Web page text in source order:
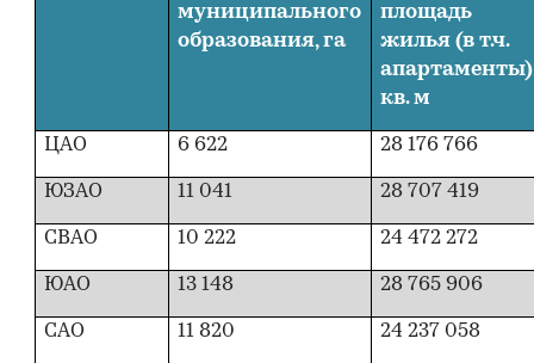
муниципального
образования, га
площадь
жилья (в т.ч.
кв. м
ЦАО 6 622 28 176 766
ЮЗАО 11 041 28 707 419
СВАО 10 222 24 472 272
ЮАО 13 148 28 765 906
САО 11 820 24 237 058